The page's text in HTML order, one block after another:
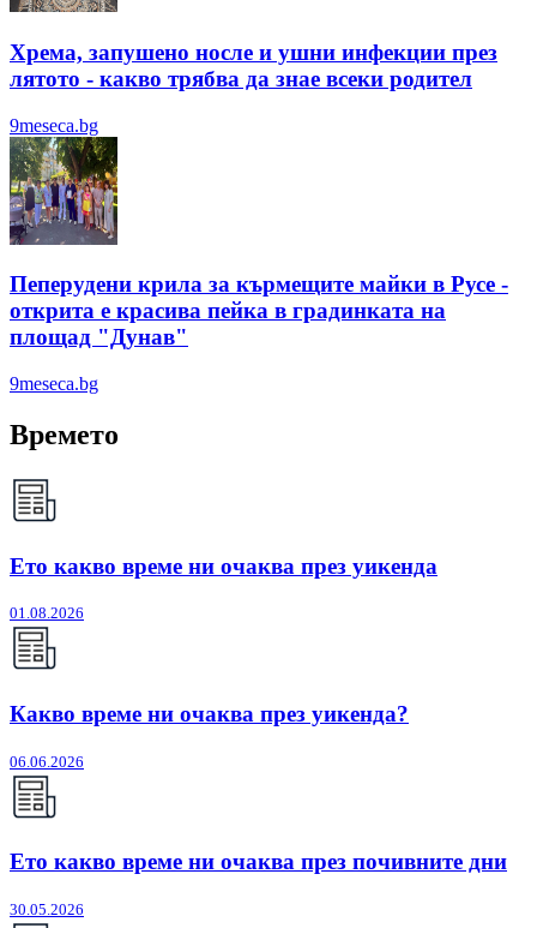
Хрема, запушено носле и ушни инфекции през
лятотo - какво трябва да знае всеки родител
9meseca.bg
Пеперудени крила за кърмещите майки в Русе -
открита е красива пейка в градинката на
площад "Дунав"
9meseca.bg
Времето
Ето какво време ни очаква през уикенда
01.08.2026
Какво време ни очаква през уикенда?
06.06.2026
Ето какво време ни очаква през почивните дни
30.05.2026